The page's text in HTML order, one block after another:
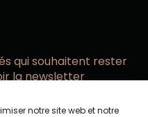
notre site web et notre
qui souhaitent rester
la newsletter